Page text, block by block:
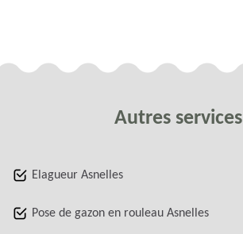
Autres services
Elagueur Asnelles
Pose de gazon en rouleau Asnelles